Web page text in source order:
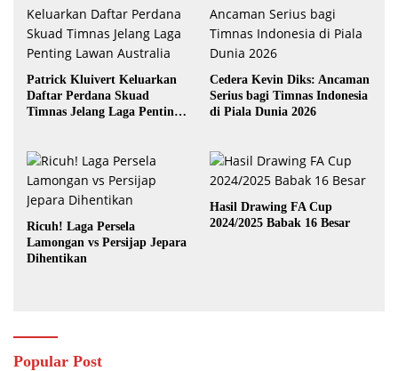
Patrick Kluivert Keluarkan
Daftar Perdana Skuad
Timnas Jelang Laga Penting
Cedera Kevin Diks: Ancaman
Serius bagi Timnas Indonesia
di Piala Dunia 2026
Ricuh! Laga Persela
Lamongan vs Persijap Jepara
Dihentikan
Hasil Drawing FA Cup
2024/2025 Babak 16 Besar
Popular Post